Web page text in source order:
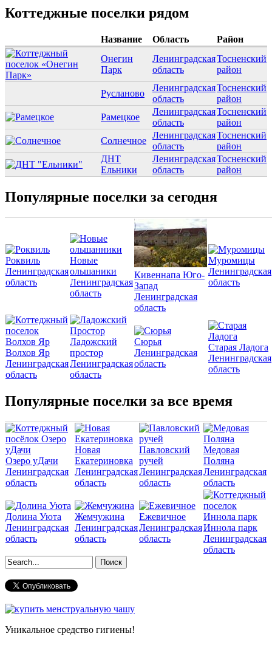
Коттеджные поселки рядом
Название Область
Район
Онегин
Парк
Ленинградская
область
Тосненский
район
Русланово
Ленинградская
область
Тосненский
район
Рамецкое
Ленинградская
область
Тосненский
район
Солнечное
Ленинградская
область
Тосненский
район
ДНТ
Ельники
Ленинградская
область
Тосненский
район
Популярные поселки за сегодня
Роквиль
Ленинградская
область
Новые
ольшаники
Ленинградская
область
Кивеннапа Юго-
Запад
Ленинградская
область
Муромицы
Ленинградская
область
Волхов Яр
Ленинградская
область
Ладожский
простор
Ленинградская
область
Сюрья
Ленинградская
область
Старая Ладога
Ленинградская
область
Популярные поселки за все время
Озеро уДачи
Ленинградская
область
Новая
Екатериновка
Ленинградская
область
Павловский
ручей
Ленинградская
область
Медовая
Поляна
Ленинградская
область
Долина Уюта
Ленинградская
область
Жемчужина
Ленинградская
область
Ежевичное
Ленинградская
область
Иннола парк
Ленинградская
область
Форма поиска
Уникальное средство гигиены!